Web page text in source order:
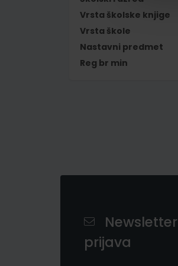
Vrsta školske knjige
Vrsta škole
Nastavni predmet
Reg br min
Newsletter
prijava